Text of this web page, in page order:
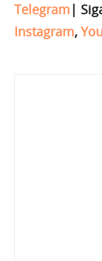
Telegram |
Instagram,